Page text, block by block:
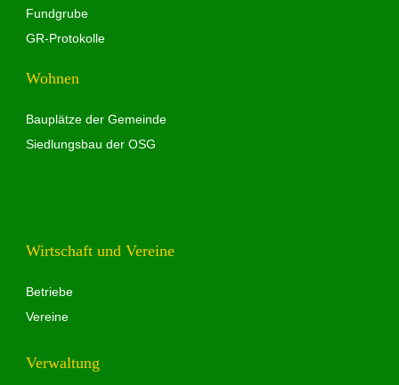
Fundgrube
GR-Protokolle
Wohnen
Bauplätze der Gemeinde
Siedlungsbau der OSG
Wirtschaft und Vereine
Betriebe
Vereine
Verwaltung